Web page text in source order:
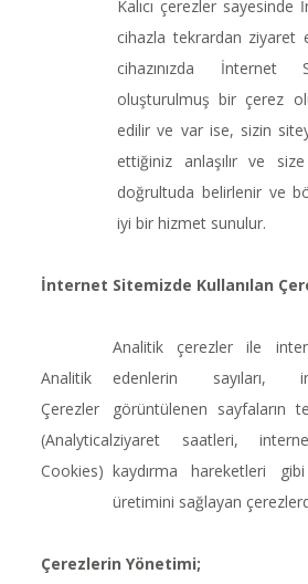
Kalıcı çerezler sayesinde
cihazla tekrardan ziyaret
cihazınızda İnternet
oluşturulmuş bir çerez
edilir ve var ise, sizin
ettiğiniz anlaşılır ve
doğrultuda belirlenir ve
iyi bir hizmet sunulur.
İnternet Sitemizde Kullanılan
Analitik
Çerezler
(Analytical
Cookies)
Analitik çerezler ile
edenlerin sayıları,
görüntülenen sayfaların
ziyaret saatleri,
kaydırma hareketleri
üretimini sağlayan
Çerezlerin Yönetimi;